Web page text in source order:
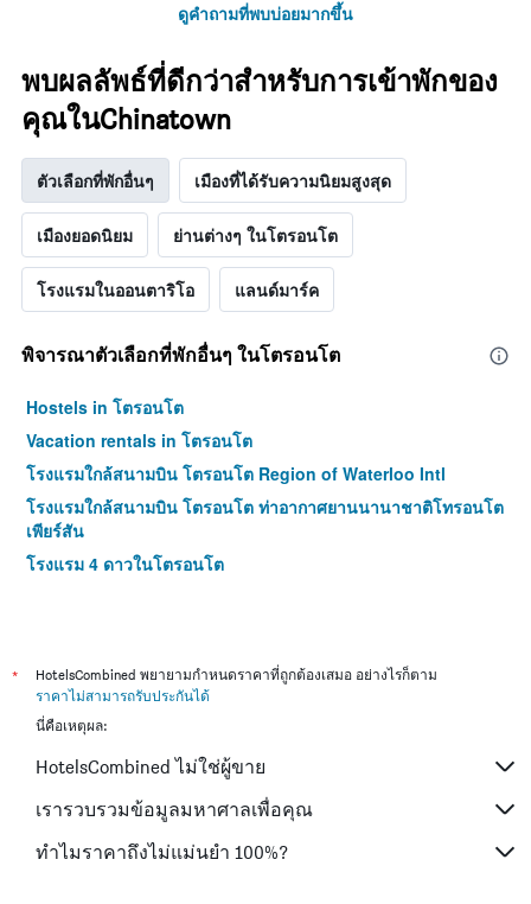
ดูคำถามที่พบบ่อยมากขึ้น
พบผลลัพธ์ที่ดีกว่าสำหรับการเข้าพักของ
คุณในChinatown
ตัวเลือกที่พักอื่นๆ เมืองที่ได้รับความนิยมสูงสุด
เมืองยอดนิยม ย่านต่างๆ ในโตรอนโต
โรงแรมในออนตาริโอ แลนด์มาร์ค
พิจารณาตัวเลือกที่พักอื่นๆ ในโตรอนโต
Hostels in โตรอนโต
Vacation rentals in โตรอนโต
โรงแรมใกล้สนามบิน โตรอนโต Region of Waterloo Intl
โรงแรมใกล้สนามบิน โตรอนโต ท่าอากาศยานนานาชาติโทรอนโต
เพียร์สัน
โรงแรม 4 ดาวในโตรอนโต
*
HotelsCombined พยายามกำหนดราคาที่ถูกต้องเสมอ อย่างไรก็ตาม
ราคาไม่สามารถรับประกันได้
นี่คือเหตุผล:
HotelsCombined ไม่ใช่ผู้ขาย
เรารวบรวมข้อมูลมหาศาลเพื่อคุณ
ทำไมราคาถึงไม่แม่นยำ 100%?